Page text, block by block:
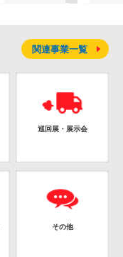
巡回展・展示会
その他
関連事業一覧